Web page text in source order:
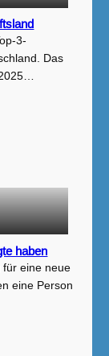
3-
Das
haben
für eine neue
eine Person